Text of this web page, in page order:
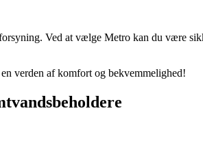
Ved at vælge Metro kan du være
verden af komfort og bekvemmelighed!